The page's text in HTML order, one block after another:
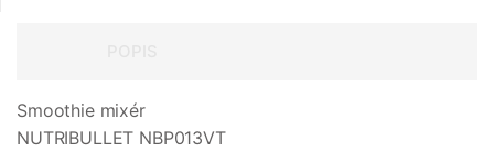
Smoothie mixér
NUTRIBULLET NBP013VT